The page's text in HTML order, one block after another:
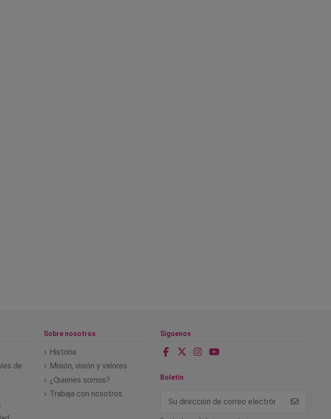
de
Sobre nosotros
Historia
Misión, visión y valores
¿Quienes somos?
Trabaja con nosotros
Síguenos
Boletín